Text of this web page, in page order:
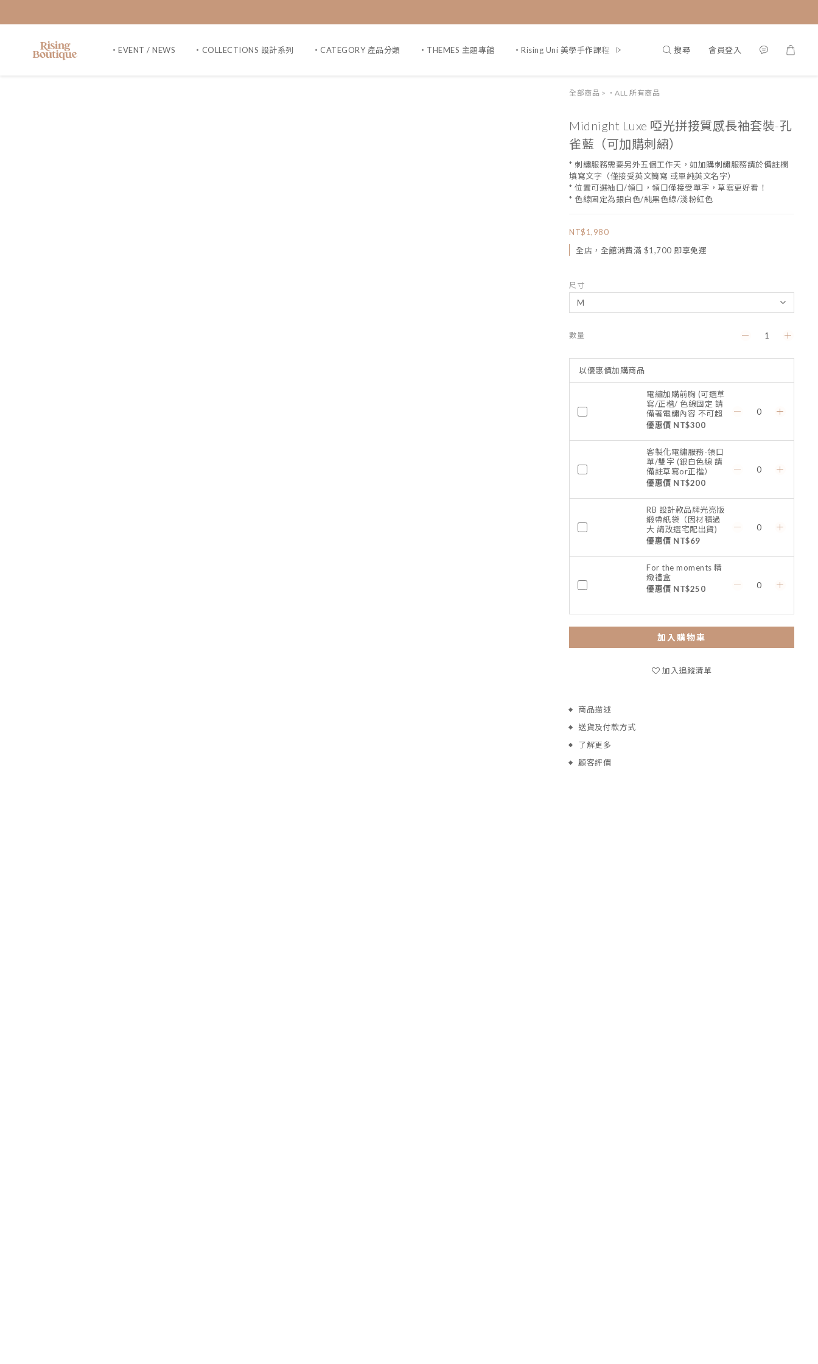
・EVENT / NEWS ・COLLECTIONS 設計系列 ・CATEGORY 產品分類 ・THEMES 主題專館 ・Rising Uni 美學手作課程 部落格首頁 搜尋 會員登入
全部商品 > ・ALL 所有商品
Midnight Luxe 啞光拼接質感長袖套裝-孔
雀藍（可加購刺繡）
* 刺繡服務需要另外五個工作天，如加購刺繡服務請於備註欄
填寫文字（僅接受英文簡寫 或單純英文名字）
* 位置可選袖口/領口，領口僅接受單字，草寫更好看！
* 色線固定為銀白色/純黑色線/淺粉紅色
NT$1,980
全店，全館消費滿 $1,700 即享免運
尺寸
數量
以優惠價加購商品
電繡加購前胸 (可選草
寫/正楷/ 色線固定 請
備著電繡內容 不可超
過7個字含空格)
優惠價 NT$300
客製化電繡服務-領口
單/雙字 (銀白色線 請
備註草寫or正楷）
優惠價 NT$200
RB 設計款品牌光亮版
緞帶紙袋（因材積過
大 請改選宅配出貨)
優惠價 NT$69
For the moments 精
緻禮盒
優惠價 NT$250
加入購物車
加入追蹤清單
商品描述
送貨及付款方式
了解更多
顧客評價